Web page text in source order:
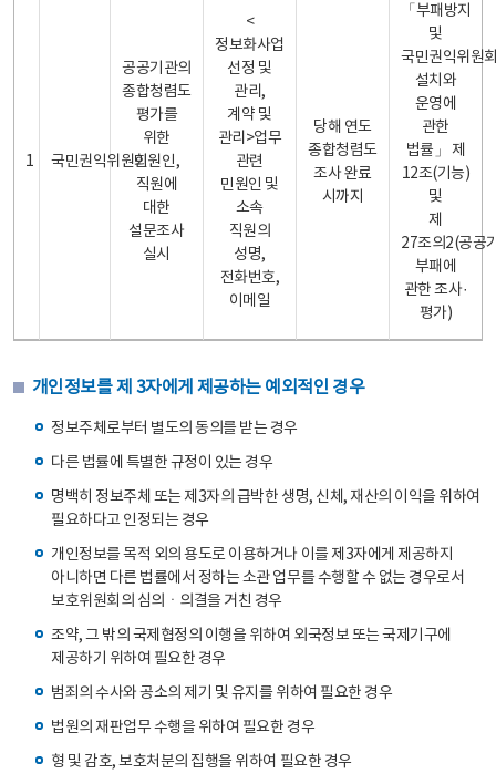
1 국민권익위원회
공공기관의
종합청렴도
평가를
위한
민원인,
직원에
대한
설문조사
실시
<
정보화사업
선정 및
관리,
계약 및
관리>업무
관련
민원인 및
소속
직원의
성명,
전화번호,
이메일
당해 연도
종합청렴도
조사 완료
시까지
「부패방지
및
국민권익위원
설치와
운영에
관한
법률」 제
12조(기능)
및
제
27조의2(공공
부패에
관한 조사·
평가)
개인정보를 제 3자에게 제공하는 예외적인 경우
정보주체로부터 별도의 동의를 받는 경우
다른 법률에 특별한 규정이 있는 경우
명백히 정보주체 또는 제3자의 급박한 생명, 신체, 재산의 이익을 위하여
필요하다고 인정되는 경우
개인정보를 목적 외의 용도로 이용하거나 이를 제3자에게 제공하지
아니하면 다른 법률에서 정하는 소관 업무를 수행할 수 없는 경우로서
보호위원회의 심의ㆍ의결을 거친 경우
조약, 그 밖의 국제협정의 이행을 위하여 외국정보 또는 국제기구에
제공하기 위하여 필요한 경우
범죄의 수사와 공소의 제기 및 유지를 위하여 필요한 경우
법원의 재판업무 수행을 위하여 필요한 경우
형 및 감호, 보호처분의 집행을 위하여 필요한 경우